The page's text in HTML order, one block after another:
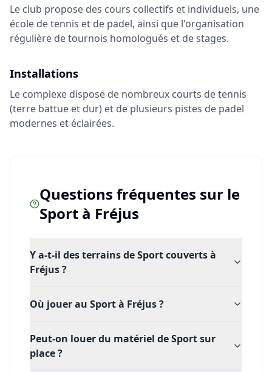
Le club propose des cours collectifs et individuels, une
école de tennis et de padel, ainsi que l'organisation
régulière de tournois homologués et de stages.
Installations
Le complexe dispose de nombreux courts de tennis
(terre battue et dur) et de plusieurs pistes de padel
modernes et éclairées.
Questions fréquentes sur le
Sport à Fréjus
Y a-t-il des terrains de Sport couverts à
Fréjus ?
Où jouer au Sport à Fréjus ?
Peut-on louer du matériel de Sport sur
place ?